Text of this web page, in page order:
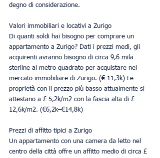
degno di considerazione.
Valori immobiliari e locativi a Zurigo
Di quanti soldi hai bisogno per comprare un
appartamento a Zurigo? Dati i prezzi medi, gli
acquirenti avranno bisogno di circa 9,6 mila
sterline al metro quadrato per acquistare nel
mercato immobiliare di Zurigo. (€ 11,3k) Le
proprietà con il prezzo più basso attualmente si
attestano a £ 5,2k/m2 con la fascia alta di £
12,6k/m2. (€6,2k–€14,8k)
Prezzi di affitto tipici a Zurigo
Un appartamento con una camera da letto nel
centro della città offre un affitto medio di circa £